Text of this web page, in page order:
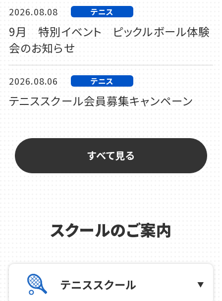
2026.08.08 テニス
9月 特別イベント ピックルボール体験
会のお知らせ
2026.08.06 テニス
テニススクール会員募集キャンペーン
9/21(月・祝) MCC CUP 15th のお知ら
せ
8月 テニス特別補講少人数時短レッスン
のお知らせ（初級・中級・上級）
2026.07.31
8/4（火） 店休日のお知らせ
すべて見る
スクールのご案内
テニススクール